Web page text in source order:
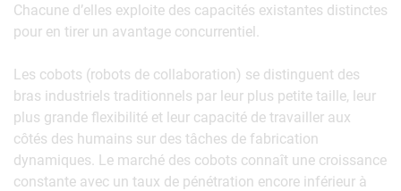
Chacune d’elles exploite des capacités existantes distinctes
pour en tirer un avantage concurrentiel.
Les cobots (robots de collaboration) se distinguent des
bras industriels traditionnels par leur plus petite taille, leur
plus grande flexibilité et leur capacité de travailler aux
côtés des humains sur des tâches de fabrication
dynamiques. Le marché des cobots connaît une croissance
constante avec un taux de pénétration encore inférieur à